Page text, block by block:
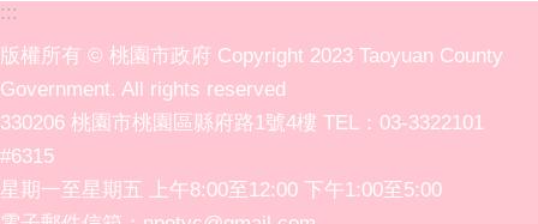
:::
版權所有 © 桃園市政府 Copyright 2023 Taoyuan County
Government. All rights reserved
330206 桃園市桃園區縣府路1號4樓 TEL：03-3322101
#6315
星期一至星期五 上午8:00至12:00 下午1:00至5:00